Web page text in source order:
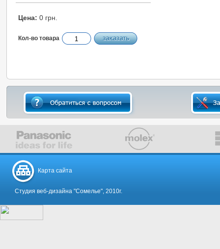
Цена: 0 грн.
Кол-во товара
Карта сайта
Студия веб-дизайна "Сомелье", 2010г.